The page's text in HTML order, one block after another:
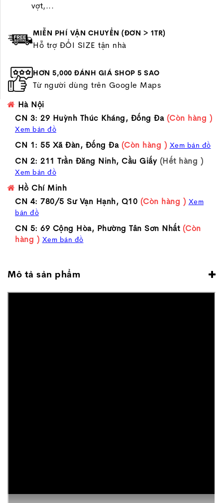
vợt,...
MIỄN PHÍ VẬN CHUYỂN (ĐƠN > 1TR)
Hỗ trợ ĐỔI SIZE tận nhà
HƠN 5,000 ĐÁNH GIÁ SHOP 5 SAO
Từ người dùng trên Google Maps
Hà Nội
CN 3: 29 Huỳnh Thúc Kháng, Đống Đa (Còn hàng )
Xem bản đồ
CN 1: 55 Xã Đàn, Đống Đa (Còn hàng ) Xem bản đồ
CN 2: 211 Trần Đăng Ninh, Cầu Giấy (Hết hàng )
Xem bản đồ
Hồ Chí Minh
CN 4: 780/5 Sư Vạn Hạnh, Q10 (Còn hàng ) Xem
bản đồ
CN 5: 69 Cộng Hòa, Phường Tân Sơn Nhất (Còn
hàng ) Xem bản đồ
Mô tả sản phẩm